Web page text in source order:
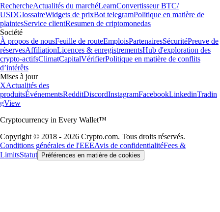
RechercheActualités du marchéLearnConvertisseur BTC/
USDGlossaireWidgets de prixBot telegramPolitique en matière de
plaintesService clientResumen de criptomonedas
Société
À propos de nousFeuille de routeEmploisPartenairesSécuritéPreuve de
réservesAffiliationLicences & enregistrementsHub d'exploration des
crypto-actifsClimatCapitalVérifierPolitique en matière de conflits
d’intérêts
Mises à jour
XActualités des
produitsÉvénementsRedditDiscordInstagramFacebookLinkedinTradin
gView
Cryptocurrency in Every Wallet™
Copyright © 2018 - 2026 Crypto.com. Tous droits réservés.
Conditions générales de l'EEEAvis de confidentialitéFees &
LimitsStatut Préférences en matière de cookies